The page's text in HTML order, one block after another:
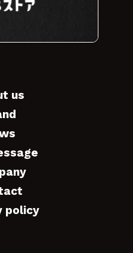
us
policy